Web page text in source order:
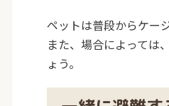
ペットは普段からケー
また、場合によっては
ょう。